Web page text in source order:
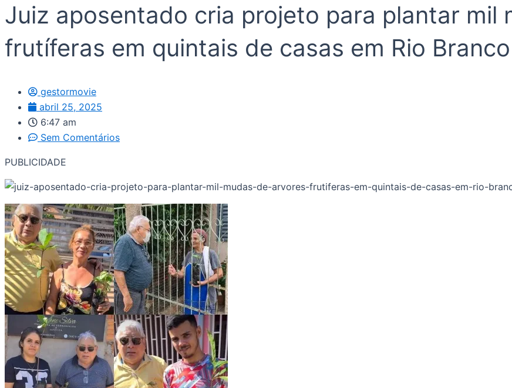
Juiz aposentado cria projeto para plantar mil
frutíferas em quintais de casas em Rio Branco
gestormovie
abril 25, 2025
6:47 am
Sem Comentários
PUBLICIDADE